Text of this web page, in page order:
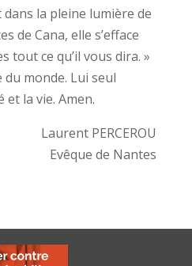
la pleine lumière de
de Cana, elle s’efface
tout ce qu’il vous dira. »
monde. Lui seul
et la vie. Amen.
Laurent PERCEROU
Evêque de Nantes